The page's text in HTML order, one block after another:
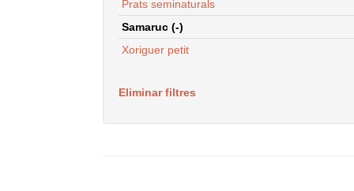
Prats seminaturals
Samaruc (-)
Xoriguer petit
Eliminar filtres